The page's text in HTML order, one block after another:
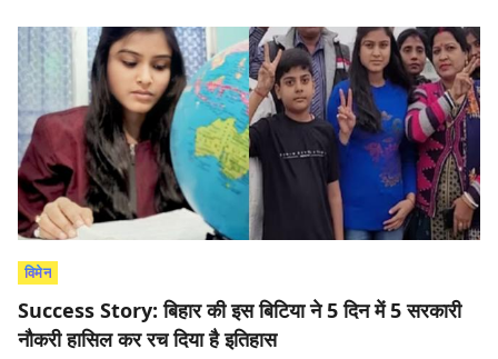
विमेन
Success Story: बिहार की इस बिटिया ने 5 दिन में 5 सरकारी
नौकरी हासिल कर रच दिया है इतिहास